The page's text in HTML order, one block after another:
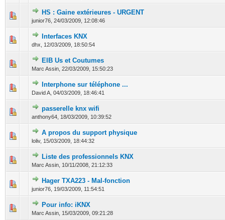
HS : Gaine extérieures - URGENT
junior76, 24/03/2009, 12:08:46
0 Votes - 0 sur 5 en moyenne
12345
Interfaces KNX
dhx, 12/03/2009, 18:50:54
0 Votes - 0 sur 5 en moyenne
EIB Us et Coutumes
Marc Assin, 22/03/2009, 15:50:23
0 Votes - 0 sur 5 en moyenne
1
Interphone sur téléphone ...
David A, 04/03/2009, 18:46:41
0 Votes - 0 sur 5 en moyenne
12345
passerelle knx wifi
anthony64, 18/03/2009, 10:39:52
0 Votes - 0 sur 5 en moyenne
A propos du support physique
loliv, 15/03/2009, 18:44:32
0 Votes - 0 sur 5 en moyenne
12345
Liste des professionnels KNX
Marc Assin, 10/11/2008, 21:12:33
0 Votes - 0 sur 5 en moyenne
1234 5
Hager TXA223 - Mal-fonction
junior76, 19/03/2009, 11:54:51
0 Votes - 0 sur 5 en moyenne
12345
Pour info: iKNX
Marc Assin, 15/03/2009, 09:21:28
0 Votes - 0 sur 5 en moyenne